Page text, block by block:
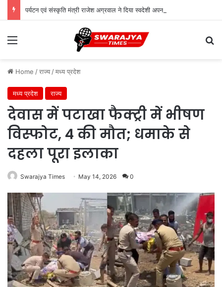
पर्यटन एवं संस्कृति मंत्री राजेश अग्रवाल ने दिया स्वदेशी अपनाने का संदेश
Menu
Home /राज्य /मध्य प्रदेश
मध्य प्रदेश राज्य
देवास में पटाखा फैक्ट्री में भीषण
विस्फोट, 4 की मौत; धमाके से
दहला पूरा इलाका
Swarajya Times May 14, 2026 0